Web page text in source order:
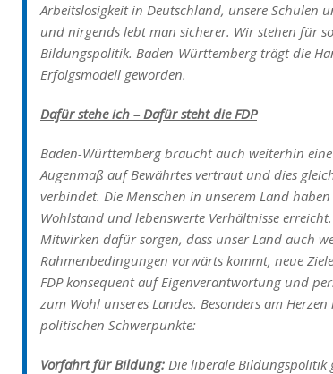
Arbeitslosigkeit in Deutschland, unsere Schulen
und nirgends lebt man sicherer. Wir stehen für
Bildungspolitik. Baden-Württemberg trägt die
Erfolgsmodell geworden.
Dafür stehe ich – Dafür steht die FDP
Baden-Württemberg braucht auch weiterhin
Augenmaß auf Bewährtes vertraut und dies
verbindet. Die Menschen in unserem Land
Wohlstand und lebenswerte Verhältnisse
Mitwirken dafür sorgen, dass unser Land auch
Rahmenbedingungen vorwärts kommt, neue
FDP konsequent auf Eigenverantwortung und
zum Wohl unseres Landes. Besonders am
politischen Schwerpunkte:
Vorfahrt für Bildung: Die liberale Bildungspolitik